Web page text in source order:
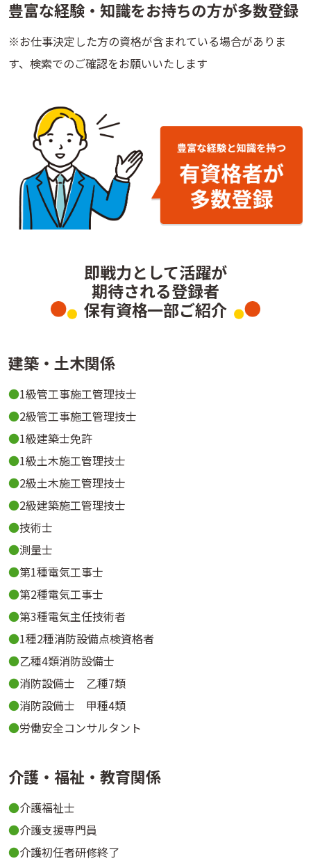
豊富な経験・知識をお持ちの方が多数登録
※お仕事決定した方の資格が含まれている場合がありま
す、検索でのご確認をお願いいたします
即戦力として活躍が
期待される登録者
保有資格一部ご紹介
建築・土木関係
1級管工事施工管理技士
2級管工事施工管理技士
1級建築士免許
1級土木施工管理技士
2級土木施工管理技士
2級建築施工管理技士
技術士
測量士
第1種電気工事士
第2種電気工事士
第3種電気主任技術者
1種2種消防設備点検資格者
乙種4類消防設備士
消防設備士 乙種7類
消防設備士 甲種4類
労働安全コンサルタント
介護・福祉・教育関係
介護福祉士
介護支援専門員
介護初任者研修終了